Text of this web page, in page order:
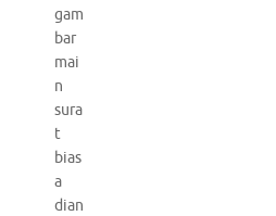
gam
bar
mai
n
sura
t
bias
a
dian